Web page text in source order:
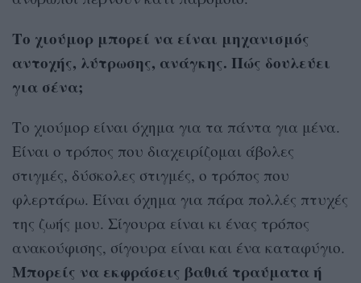
Το χιούμορ μπορεί να είναι μηχανισμός
αντοχής, λύτρωσης, ανάγκης. Πώς δουλεύει
για σένα;
Το χιούμορ είναι όχημα για τα πάντα για μένα.
Είναι ο τρόπος που διαχειρίζομαι άβολες
στιγμές, δύσκολες στιγμές, ο τρόπος που
φλερτάρω. Είναι όχημα για πάρα πολλές πτυχές
της ζωής μου. Σίγουρα είναι κι ένας τρόπος
ανακούφισης, σίγουρα είναι και ένα καταφύγιο.
Μπορείς να εκφράσεις βαθιά τραύματα ή